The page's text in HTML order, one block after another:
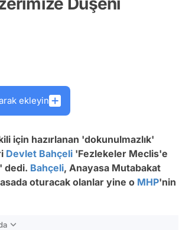
ekleyin
için hazırlanan 'dokunulmazlık'
Devlet Bahçeli 'Fezlekeler Meclis'e
dedi. Bahçeli, Anayasa Mutabakat
oturacak olanlar yine o MHP'nin